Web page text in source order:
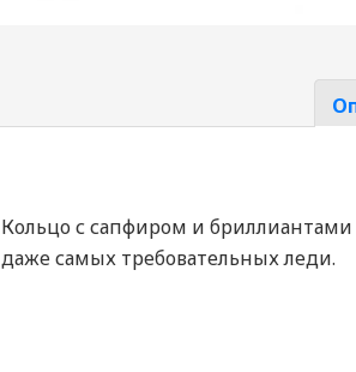
Кольцо с сапфиром и
даже самых требовательных леди.